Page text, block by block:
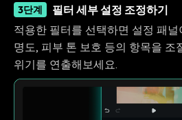
3단계 필터 세부 설정 조정하기
적용한 필터를 선택하면 설정 패
명도, 피부 톤 보호 등의 항목을 조
위기를 연출해보세요.